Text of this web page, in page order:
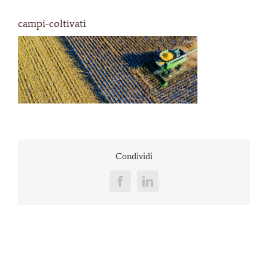
campi-coltivati
Condividi
FacebookLinkedIn